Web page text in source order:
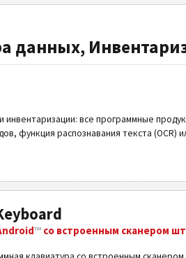
данных,
инвентаризации: все программные
функция распознавания текста
™ со встроенным сканером